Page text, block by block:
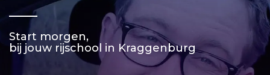
Start morgen,
bij jouw rijschool in Kraggenburg